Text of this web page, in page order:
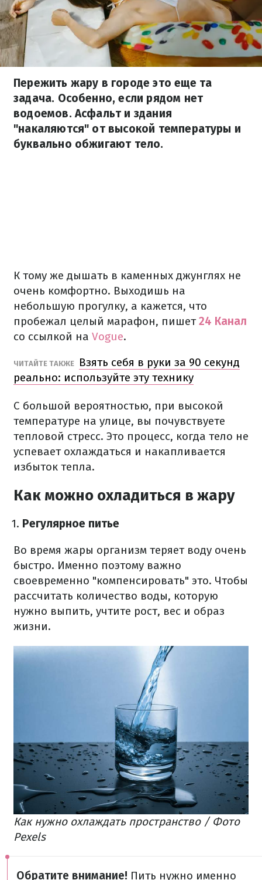
Пережить жару в городе это еще та
задача. Особенно, если рядом нет
водоемов. Асфальт и здания
"накаляются" от высокой температуры и
буквально обжигают тело.
К тому же дышать в каменных джунглях не
очень комфортно. Выходишь на
небольшую прогулку, а кажется, что
пробежал целый марафон, пишет24 Канал
со ссылкой на Vogue.
ЧИТАЙТЕ ТАКЖЕ
Взять себя в руки за 90 секунд
реально: используйте эту технику
С большой вероятностью, при высокой
температуре на улице, вы почувствуете
тепловой стресс. Это процесс, когда тело не
успевает охлаждаться и накапливается
избыток тепла.
Как можно охладиться в жару
Регулярное питье
Во время жары организм теряет воду очень
быстро. Именно поэтому важно
своевременно "компенсировать" это. Чтобы
рассчитать количество воды, которую
нужно выпить, учтите рост, вес и образ
жизни.
Как нужно охлаждать пространство / Фото
Pexels
Обратите внимание! Пить нужно именно